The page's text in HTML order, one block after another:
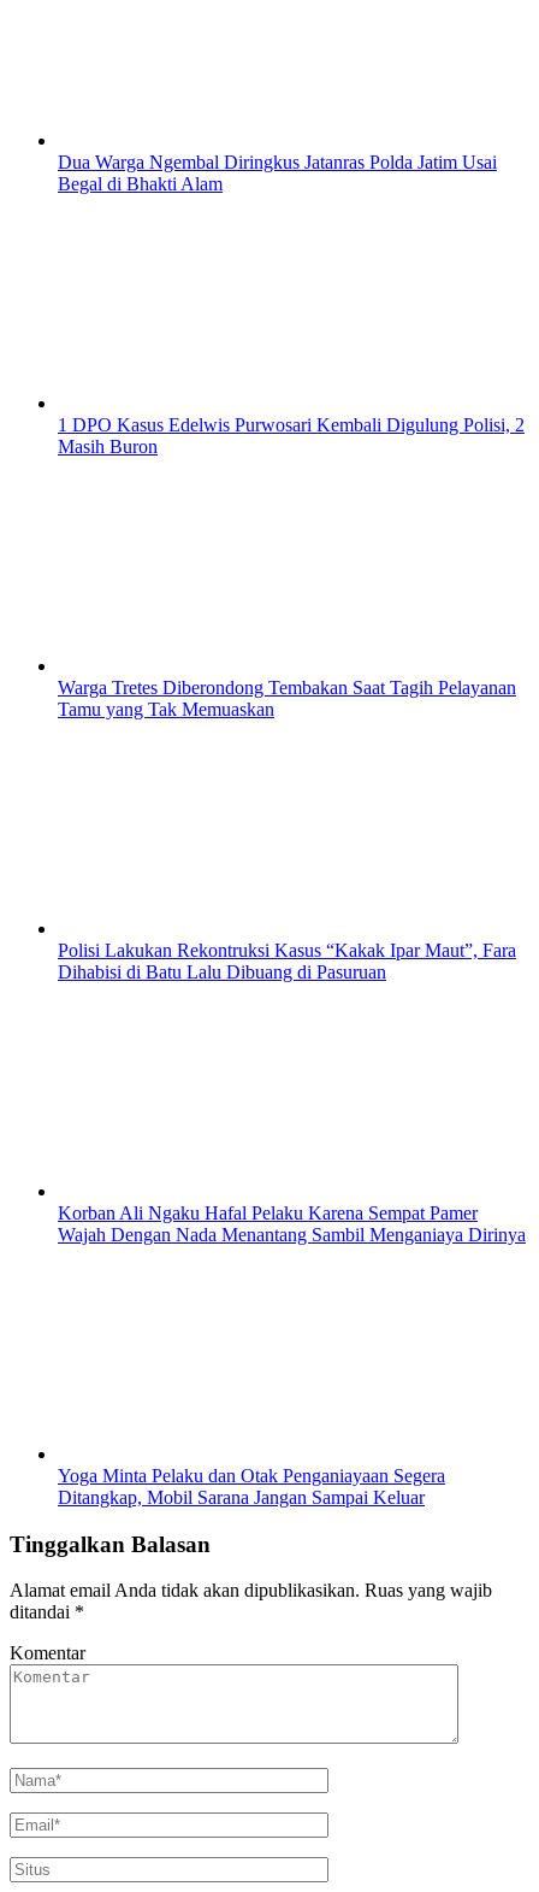
Dua Warga Ngembal Diringkus Jatanras Polda Jatim Usai
Begal di Bhakti Alam
1 DPO Kasus Edelwis Purwosari Kembali Digulung Polisi, 2
Masih Buron
Warga Tretes Diberondong Tembakan Saat Tagih Pelayanan
Tamu yang Tak Memuaskan
Polisi Lakukan Rekontruksi Kasus “Kakak Ipar Maut”, Fara
Dihabisi di Batu Lalu Dibuang di Pasuruan
Korban Ali Ngaku Hafal Pelaku Karena Sempat Pamer
Wajah Dengan Nada Menantang Sambil Menganiaya Dirinya
Yoga Minta Pelaku dan Otak Penganiayaan Segera
Ditangkap, Mobil Sarana Jangan Sampai Keluar
Tinggalkan Balasan
Alamat email Anda tidak akan dipublikasikan. Ruas yang wajib
ditandai *
Komentar